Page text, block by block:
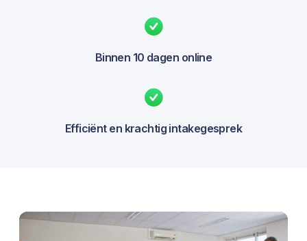
Binnen 10 dagen online
Efficiënt en krachtig intakegesprek
Videospeler